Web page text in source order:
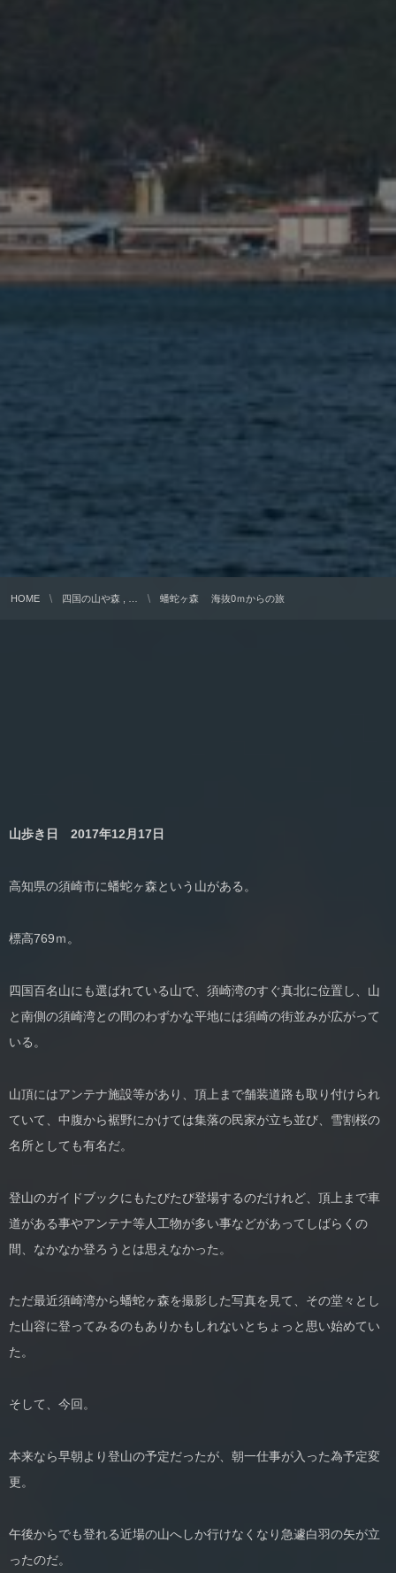
HOME 四国の山や森 , … 蟠蛇ヶ森 海抜0ｍからの旅
山歩き日 2017年12月17日
高知県の須崎市に蟠蛇ヶ森という山がある。
標高769ｍ。
四国百名山にも選ばれている山で、須崎湾のすぐ真北に位置し、山
と南側の須崎湾との間のわずかな平地には須崎の街並みが広がって
いる。
山頂にはアンテナ施設等があり、頂上まで舗装道路も取り付けられ
ていて、中腹から裾野にかけては集落の民家が立ち並び、雪割桜の
名所としても有名だ。
登山のガイドブックにもたびたび登場するのだけれど、頂上まで車
道がある事やアンテナ等人工物が多い事などがあってしばらくの
間、なかなか登ろうとは思えなかった。
ただ最近須崎湾から蟠蛇ヶ森を撮影した写真を見て、その堂々とし
た山容に登ってみるのもありかもしれないとちょっと思い始めてい
た。
そして、今回。
本来なら早朝より登山の予定だったが、朝一仕事が入った為予定変
更。
午後からでも登れる近場の山へしか行けなくなり急遽白羽の矢が立
ったのだ。